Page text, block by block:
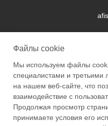
2026 © Academyfishing -
Файлы cookie
Мы используем файлы
специалистами и третьими
на нашем веб-сайте, что
взаимодействие с
Продолжая просмотр
принимаете условия его